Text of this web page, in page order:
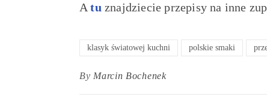
Atu znajdziecie przepisy na inne
klasyk światowej kuchni polskie smaki
By Marcin Bochenek